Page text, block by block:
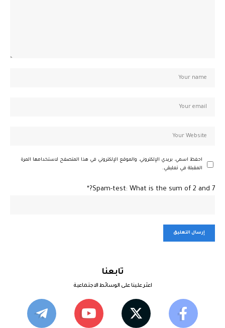
احفظ اسمي، بريدي الإلكتروني، والموقع الإلكتروني في هذا المتصفح لاستخدامها المرة
المقبلة في تعليقي.
Spam-test: What is the sum of 2 and 7?*
تابعنا
اعثر علينا على الوسائط الاجتماعية